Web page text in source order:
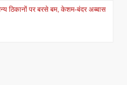
ठिकानों पर बरसे बम, केशम-बंदर अब्बास